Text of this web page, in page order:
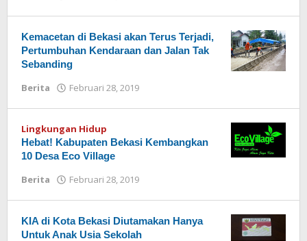
Kemacetan di Bekasi akan Terus Terjadi,
Pertumbuhan Kendaraan dan Jalan Tak
Sebanding
Berita Februari 28, 2019
Lingkungan Hidup
Hebat! Kabupaten Bekasi Kembangkan
10 Desa Eco Village
Berita Februari 28, 2019
KIA di Kota Bekasi Diutamakan Hanya
Untuk Anak Usia Sekolah